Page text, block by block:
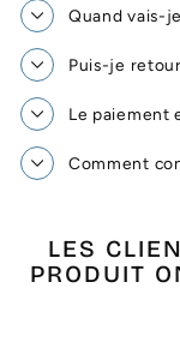
Quand vais-
Puis-je
Le paiement
Comment
LES
PRODUIT